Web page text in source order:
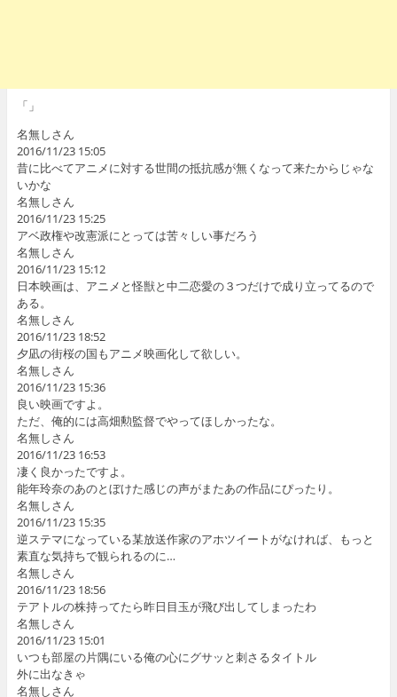
「」
名無しさん
2016/11/23 15:05
昔に比べてアニメに対する世間の抵抗感が無くなって来たからじゃな
いかな
名無しさん
2016/11/23 15:25
アベ政権や改憲派にとっては苦々しい事だろう
名無しさん
2016/11/23 15:12
日本映画は、アニメと怪獣と中二恋愛の３つだけで成り立ってるので
ある。
名無しさん
2016/11/23 18:52
夕凪の街桜の国もアニメ映画化して欲しい。
名無しさん
2016/11/23 15:36
良い映画ですよ。
ただ、俺的には高畑勲監督でやってほしかったな。
名無しさん
2016/11/23 16:53
凄く良かったですよ。
能年玲奈のあのとぼけた感じの声がまたあの作品にぴったり。
名無しさん
2016/11/23 15:35
逆ステマになっている某放送作家のアホツイートがなければ、もっと
素直な気持ちで観られるのに…
名無しさん
2016/11/23 18:56
テアトルの株持ってたら昨日目玉が飛び出してしまったわ
名無しさん
2016/11/23 15:01
いつも部屋の片隅にいる俺の心にグサッと刺さるタイトル
外に出なきゃ
名無しさん